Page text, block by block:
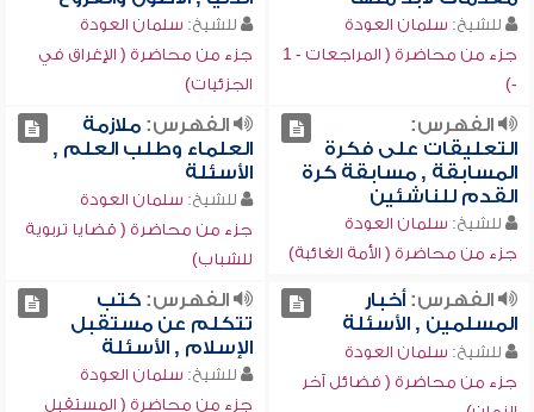
للشيخ: سلمان العودة
جزء من محاضرة ( المراجعات - 1
-)
للشيخ: سلمان العودة
جزء من محاضرة ( الإغراق في
الجزئيات)
الفهرس:
التعليقات على فكرة
المسابقة , مسابقة كرة
القدم للناشئين
للشيخ: سلمان العودة
جزء من محاضرة ( الأمة الغائبة)
الفهرس:ملازمة
العلماء وطلب العلم ,
الأسئلة
للشيخ: سلمان العودة
جزء من محاضرة ( قضايا تربوية
للشباب)
الفهرس:أخبار
المسلمين , الأسئلة
للشيخ: سلمان العودة
جزء من محاضرة ( فضائل آخر
الفهرس:كتب
تتكلم عن مستقبل
الإسلام , الأسئلة
للشيخ: سلمان العودة
جزء من محاضرة ( المستقبل